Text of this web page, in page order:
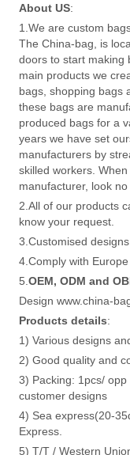
About US:
1.We are custom
The China-bag, is
doors to start making
main products we
bags, shopping bags
these bags are
produced bags for a
years we have set
manufacturers by
skilled workers.
manufacturer, look no
2.All of our products
know your request.
3.Customised
4.Comply with
5. OEM, ODM and
Design www.china-
Products details:
1) Various designs
2) Good quality and
3) Packing: 1pcs/
customer designs
4) Sea express(20-
Express.
5) T/T / Western